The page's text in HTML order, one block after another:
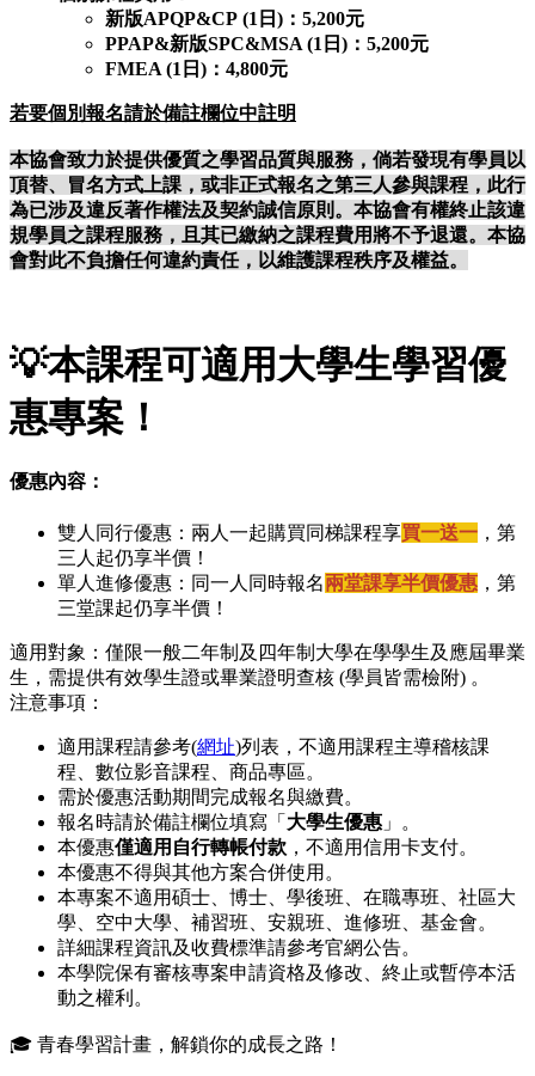
新版APQP&CP (1日)：5,200元
PPAP&新版SPC&MSA (1日)：5,200元
FMEA (1日)：4,800元
若要個別報名請於備註欄位中註明
本協會致力於提供優質之學習品質與服務，倘若發現有學員以
頂替、冒名方式上課，或非正式報名之第三人參與課程，此行
為已涉及違反著作權法及契約誠信原則。本協會有權終止該違
規學員之課程服務，且其已繳納之課程費用將不予退還。本協
會對此不負擔任何違約責任，以維護課程秩序及權益。
💡本課程可適用大學生學習優
惠專案！
優惠內容：
雙人同行優惠：兩人一起購買同梯課程享買一送一 ，第
三人起仍享半價！
單人進修優惠：同一人同時報名兩堂課享半價優惠 ，第
三堂課起仍享半價！
適用對象：僅限一般二年制及四年制大學在學學生及應屆畢業
生，需提供有效學生證或畢業證明查核 (學員皆需檢附) 。
注意事項：
適用課程請參考(網址)列表，不適用課程主導稽核課
程、數位影音課程、商品專區。
需於優惠活動期間完成報名與繳費。
報名時請於備註欄位填寫「 大學生優惠 」。
本優惠僅適用自行轉帳付款 ，不適用信用卡支付。
本優惠不得與其他方案合併使用。
本專案不適用碩士、博士、學後班、在職專班、社區大
學、空中大學、補習班、安親班、進修班、基金會。
詳細課程資訊及收費標準請參考官網公告。
本學院保有審核專案申請資格及修改、終止或暫停本活
動之權利。
🎓 青春學習計畫，解鎖你的成長之路！